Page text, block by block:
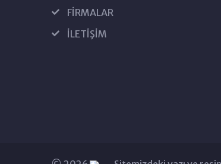
FİRMALAR
İLETİŞİM